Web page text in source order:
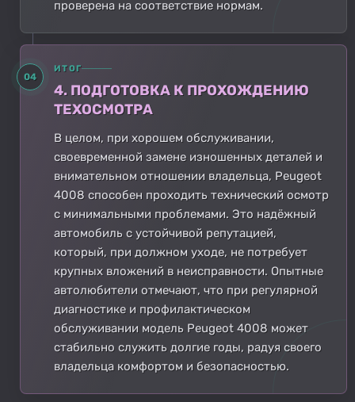
проверена на соответствие нормам.
04
ИТОГ
4. ПОДГОТОВКА К ПРОХОЖДЕНИЮ
ТЕХОСМОТРА
В целом, при хорошем обслуживании,
своевременной замене изношенных деталей и
внимательном отношении владельца, Peugeot
4008 способен проходить технический осмотр
с минимальными проблемами. Это надёжный
автомобиль с устойчивой репутацией,
который, при должном уходе, не потребует
крупных вложений в неисправности. Опытные
автолюбители отмечают, что при регулярной
диагностике и профилактическом
обслуживании модель Peugeot 4008 может
стабильно служить долгие годы, радуя своего
владельца комфортом и безопасностью.